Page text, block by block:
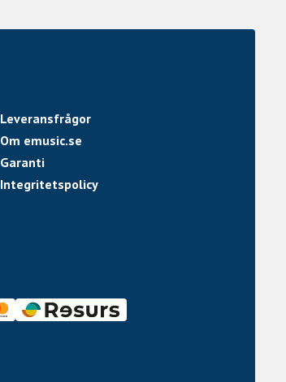
Leveransfrågor
Om emusic.se
Garanti
Integritetspolicy